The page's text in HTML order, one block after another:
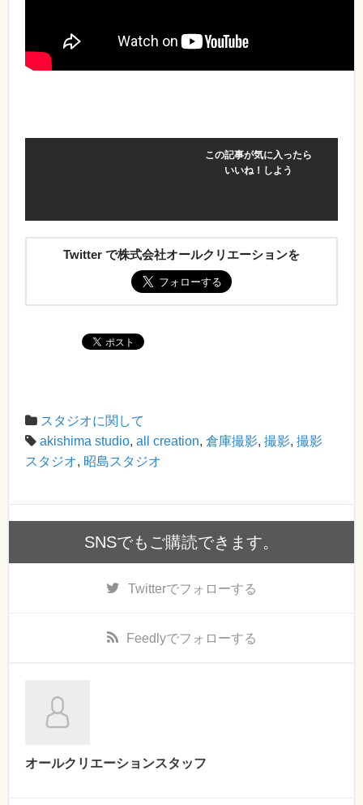
この記事が気に入ったら
いいね！しよう
Twitter で株式会社オールクリエーションを
スタジオに関して
akishima studio, all creation, 倉庫撮影, 撮影, 撮影
スタジオ, 昭島スタジオ
SNSでもご購読できます。
Twitterでフォローする
Feedlyでフォローする
オールクリエーションスタッフ